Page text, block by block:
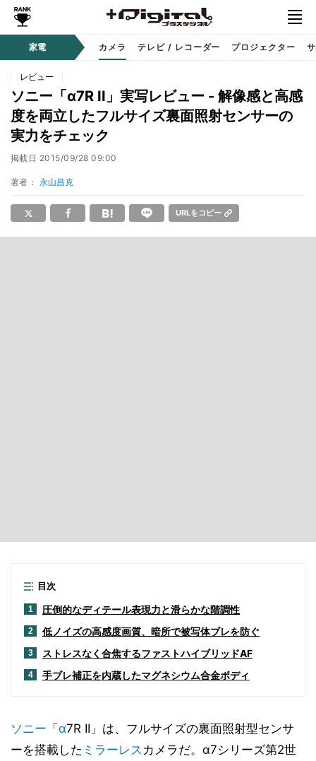
家電 カメラ テレビ / レコーダー プロジェクター
レビュー
ソニー「α7R II」実写レビュー - 解像感と高感
度を両立したフルサイズ裏面照射センサーの
実力をチェック
掲載日 2015/09/28 09:00
著者： 永山昌克
URLをコピー
目次
1 圧倒的なディテール表現力と滑らかな階調性
2 低ノイズの高感度画質、暗所で被写体ブレを防ぐ
3 ストレスなく合焦するファストハイブリッドAF
4 手ブレ補正を内蔵したマグネシウム合金ボディ
ソニー 「 α7R II」は、フルサイズの裏面照射型センサ
ーを搭載した ミラーレス カメラだ。α7シリーズ第2世